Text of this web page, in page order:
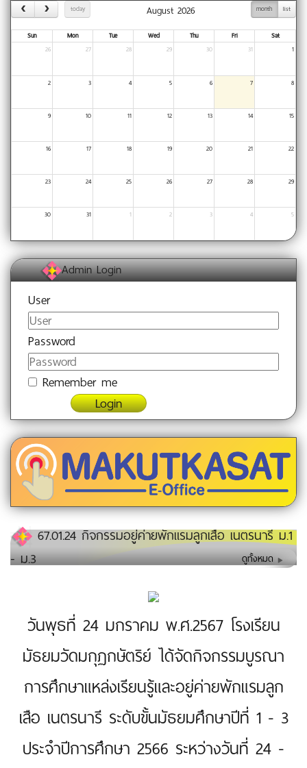
today month list
August 2026
Sun Mon Tue Wed Thu Fri
Sat
26
27 28 29 30 31 1
2 3 4 5 6 7 8
9 10 11 12 13 14 15
16 17 18 19 20 21 22
23 24 25 26 27 28 29
30 31 1 2 3 4 5
Admin Login
User
Password
Remember me
Login
67.01.24 กิจกรรมอยู่ค่ายพักแรมลูกเสือ เนตรนารี ม.1
- ม.3
ดูทั้งหมด
วันพุธที่ 24 มกราคม พ.ศ.2567 โรงเรียน
มัธยมวัดมกุฏกษัตริย์ ได้จัดกิจกรรมบูรณา
การศึกษาแหล่งเรียนรู้และอยู่ค่ายพักแรมลูก
เสือ เนตรนารี ระดับขั้นมัธยมศึกษาปีที่ 1 - 3
ประจำปีการศึกษา 2566 ระหว่างวันที่ 24 -